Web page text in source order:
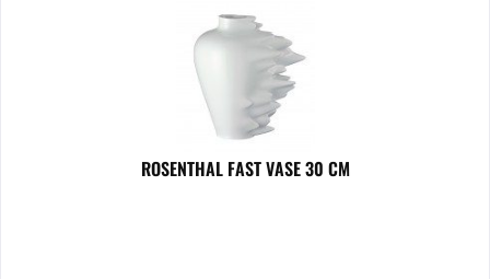
ROSENTHAL FAST VASE 30 CM